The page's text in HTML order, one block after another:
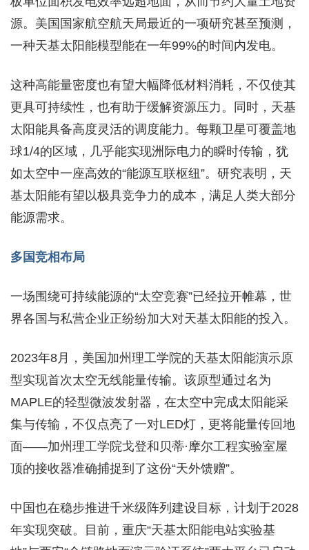
源。美国国家航空航天局最近的一项研究甚至预测，
一种天基太阳能模型能在一年99%的时间内发电。
这种高能量密度也有望大幅降低材料消耗，不仅使其
更具可持续性，也有助于缓解资源压力。同时，天基
太阳能具备高度灵活的调度能力。每颗卫星可覆盖地
球1/4的区域，几乎能实现洲际电力的瞬时传输，犹
如太空中一座高效的“能源互联枢纽”。研究表明，天
基太阳能有望以极具竞争力的成本，满足人类大部分
能源需求。
多国竞相布局
一场围绕可持续能源的“太空竞赛”已经拉开帷幕，世
界各国与私营企业正纷纷加大对天基太阳能的投入。
2023年8月，美国加州理工学院的天基太阳能演示原
型实现首次太空无线能量传输。该原型通过名为
MAPLE的轻型微波发射器，在太空中完成太阳能采
集与传输，不仅点亮了一对LED灯，更将能量传回地
面——加州理工学院戈登和贝蒂·摩尔工程实验室屋
顶的接收器准确捕捉到了这份“天外馈赠”。
中国也在稳步推进千米级阵列建设目标，计划于2028
年实现突破。目前，重庆“天基太阳能电站实验基